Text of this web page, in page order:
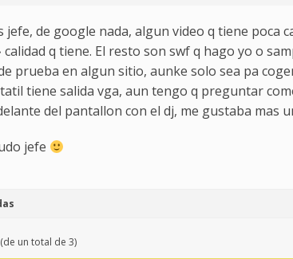
jefe, de google nada, algun video q tiene poca
calidad q tiene. El resto son swf q hago yo o
prueba en algun sitio, aunke solo sea pa
tiene salida vga, aun tengo q preguntar
del pantallon con el dj, me gustaba mas
jefe
un total de 3)